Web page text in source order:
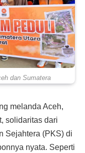
dan Sumatera
melanda Aceh,
solidaritas dari
Sejahtera (PKS) di
nyata. Seperti